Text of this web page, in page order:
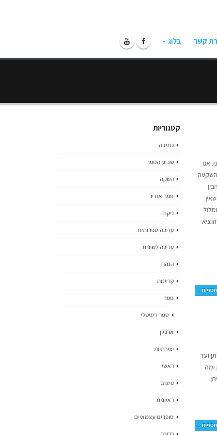
קשר בלוג
אם
ועד
ומה
קטגוריות
כתיבה
שבוע הספר
השקה
ספר אודיו
ניקוד
עריכה ספרותית
עריכה לשונית
הגהה
קריינות
ספר
ספר דיגיטלי
ארכיון
יצירתיות
ראשי
עיצוב
ראיונות
סופרים עצמאיים